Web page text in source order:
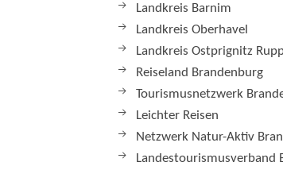
Landkreis Barnim
Landkreis Oberhavel
Landkreis Ostprignitz
Reiseland Brandenburg
Tourismusnetzwerk
Leichter Reisen
Netzwerk Natur-Aktiv
Landestourismusverband